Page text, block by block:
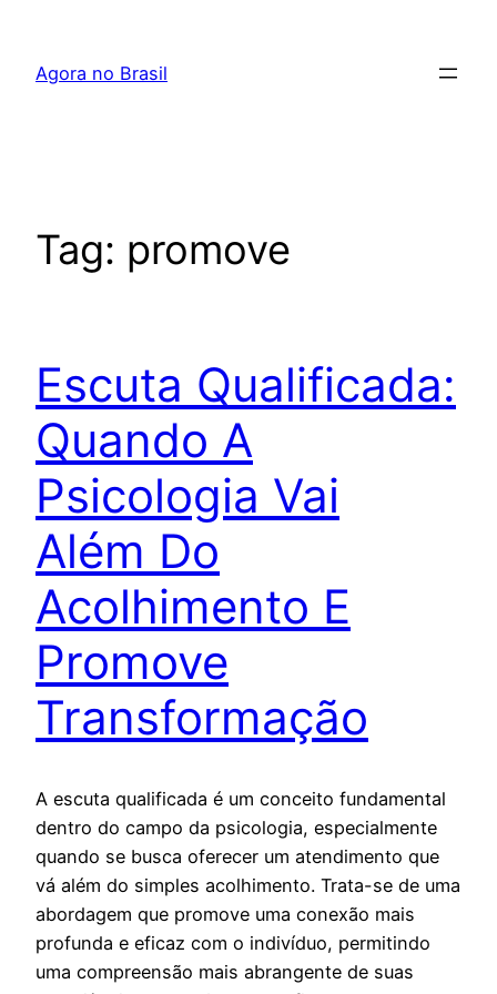
Agora no Brasil
Tag: promove
Escuta Qualificada:
Quando A
Psicologia Vai
Além Do
Acolhimento E
Promove
Transformação
A escuta qualificada é um conceito fundamental
dentro do campo da psicologia, especialmente
quando se busca oferecer um atendimento que
vá além do simples acolhimento. Trata-se de uma
abordagem que promove uma conexão mais
profunda e eficaz com o indivíduo, permitindo
uma compreensão mais abrangente de suas